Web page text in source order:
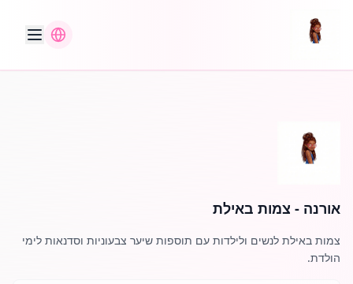
אורנה - צמות באילת
צמות באילת לנשים ולילדות עם תוספות שיער צבעוניות וסדנאות לימי
הולדת.